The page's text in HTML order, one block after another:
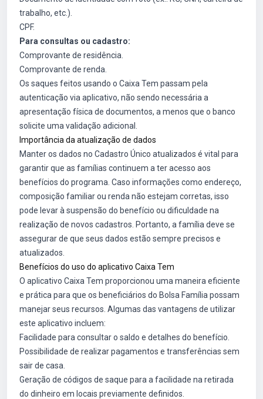
trabalho, etc.).
CPF.
Para consultas ou cadastro:
Comprovante de residência.
Comprovante de renda.
Os saques feitos usando o Caixa Tem passam pela
autenticação via aplicativo, não sendo necessária a
apresentação física de documentos, a menos que o banco
solicite uma validação adicional.
Importância da atualização de dados
Manter os dados no Cadastro Único atualizados é vital para
garantir que as famílias continuem a ter acesso aos
benefícios do programa. Caso informações como endereço,
composição familiar ou renda não estejam corretas, isso
pode levar à suspensão do benefício ou dificuldade na
realização de novos cadastros. Portanto, a família deve se
assegurar de que seus dados estão sempre precisos e
atualizados.
Benefícios do uso do aplicativo Caixa Tem
O aplicativo Caixa Tem proporcionou uma maneira eficiente
e prática para que os beneficiários do Bolsa Família possam
manejar seus recursos. Algumas das vantagens de utilizar
este aplicativo incluem:
Facilidade para consultar o saldo e detalhes do benefício.
Possibilidade de realizar pagamentos e transferências sem
sair de casa.
Geração de códigos de saque para a facilidade na retirada
do dinheiro em locais previamente definidos.